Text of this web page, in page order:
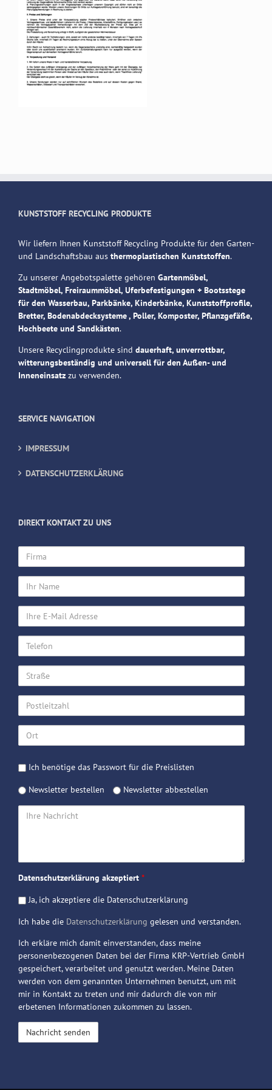
KUNSTSTOFF RECYCLING PRODUKTE
Wir liefern Ihnen Kunststoff Recycling Produkte für den Garten-
und Landschaftsbau aus thermoplastischen Kunststoffen.
Zu unserer Angebotspalette gehören Gartenmöbel,
Stadtmöbel, Freiraummöbel, Uferbefestigungen + Bootsstege
für den Wasserbau, Parkbänke, Kinderbänke, Kunststoffprofile,
Bretter, Bodenabdecksysteme , Poller, Komposter, Pflanzgefäße,
Hochbeete und Sandkästen.
Unsere Recyclingprodukte sind dauerhaft, unverrottbar,
witterungsbeständig und universell für den Außen- und
Inneneinsatz zu verwenden.
SERVICE NAVIGATION
IMPRESSUM
DATENSCHUTZERKLÄRUNG
DIREKT KONTAKT ZU UNS
Firma
Ihr
Name
Ihre
E-
Mail
Adresse
Telefon
Straße
Postleitzahl
Ort
Passwort
Ich benötige das Passwort für die Preislisten
Newsletter
Newsletter bestellen
Newsletter abbestellen
Ihre
Datenschutzerklärung akzeptiert *
Ja, ich akzeptiere die Datenschutzerklärung
Ich habe die Datenschutzerklärung gelesen und verstanden.
Ich erkläre mich damit einverstanden, dass meine
personenbezogenen Daten bei der Firma KRP-Vertrieb GmbH
gespeichert, verarbeitet und genutzt werden. Meine Daten
werden von dem genannten Unternehmen benutzt, um mit
mir in Kontakt zu treten und mir dadurch die von mir
erbetenen Informationen zukommen zu lassen.